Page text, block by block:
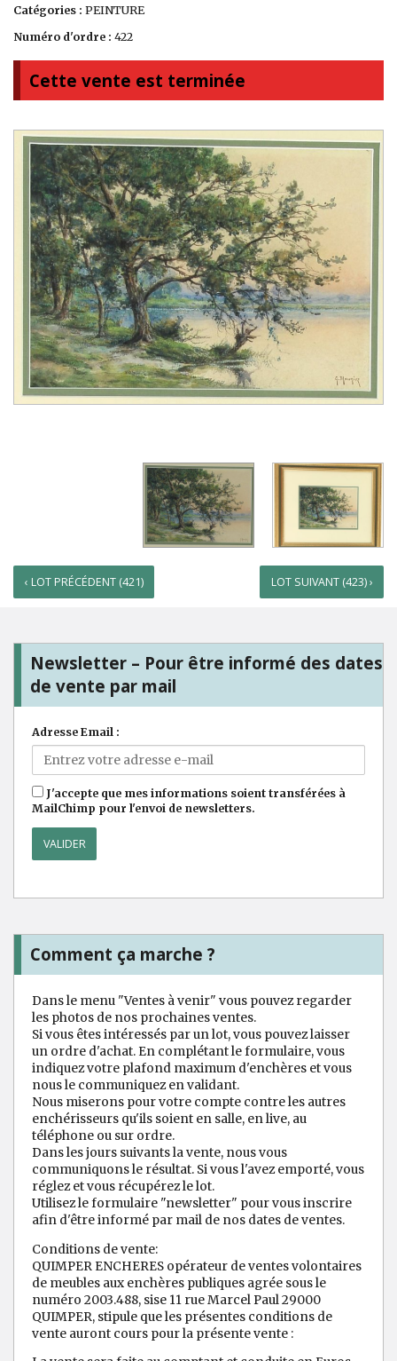
Catégories : PEINTURE
Numéro d'ordre : 422
Cette vente est terminée
‹ LOT PRÉCÉDENT (421) LOT SUIVANT (423) ›
Newsletter – Pour être informé des dates
de vente par mail
Adresse Email :
J'accepte que mes informations soient transférées à
MailChimp pour l'envoi de newsletters.
Comment ça marche ?
Dans le menu "Ventes à venir" vous pouvez regarder
les photos de nos prochaines ventes.
Si vous êtes intéressés par un lot, vous pouvez laisser
un ordre d'achat. En complétant le formulaire, vous
indiquez votre plafond maximum d'enchères et vous
nous le communiquez en validant.
Nous miserons pour votre compte contre les autres
enchérisseurs qu'ils soient en salle, en live, au
téléphone ou sur ordre.
Dans les jours suivants la vente, nous vous
communiquons le résultat. Si vous l'avez emporté, vous
réglez et vous récupérez le lot.
Utilisez le formulaire "newsletter" pour vous inscrire
afin d'être informé par mail de nos dates de ventes.
Conditions de vente:
QUIMPER ENCHERES opérateur de ventes volontaires
de meubles aux enchères publiques agrée sous le
numéro 2003.488, sise 11 rue Marcel Paul 29000
QUIMPER, stipule que les présentes conditions de
vente auront cours pour la présente vente :